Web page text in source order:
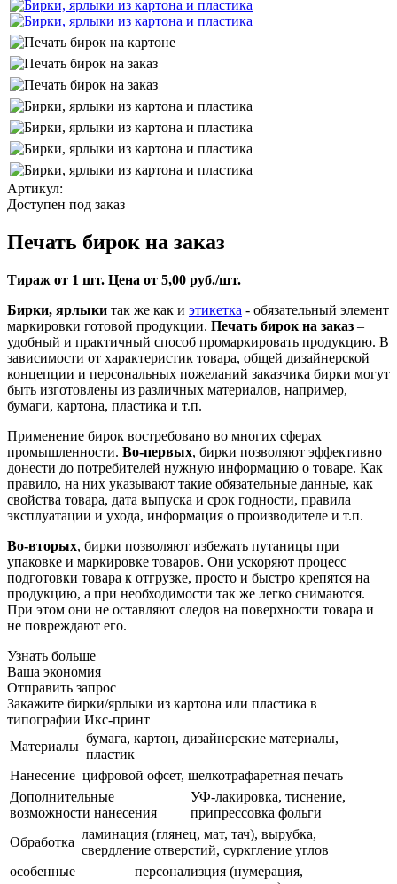
Артикул:
Доступен под заказ
Печать бирок на заказ
Тираж от 1 шт. Цена от 5,00 руб./шт.
Бирки, ярлыки так же как и этикетка - обязательный элемент
маркировки готовой продукции. Печать бирок на заказ –
удобный и практичный способ промаркировать продукцию. В
зависимости от характеристик товара, общей дизайнерской
концепции и персональных пожеланий заказчика бирки могут
быть изготовлены из различных материалов, например,
бумаги, картона, пластика и т.п.
Применение бирок востребовано во многих сферах
промышленности. Во-первых, бирки позволяют эффективно
донести до потребителей нужную информацию о товаре. Как
правило, на них указывают такие обязательные данные, как
свойства товара, дата выпуска и срок годности, правила
эксплуатации и ухода, информация о производителе и т.п.
Во-вторых, бирки позволяют избежать путаницы при
упаковке и маркировке товаров. Они ускоряют процесс
подготовки товара к отгрузке, просто и быстро крепятся на
продукцию, а при необходимости так же легко снимаются.
При этом они не оставляют следов на поверхности товара и
не повреждают его.
Узнать больше
Ваша экономия
Отправить запрос
Закажите бирки/ярлыки из картона или пластика в
типографии Икс-принт
Материалы
бумага, картон, дизайнерские материалы,
пластик
Нанесение цифровой офсет, шелкотрафаретная печать
Дополнительные
возможности нанесения
УФ-лакировка, тиснение,
припрессовка фольги
Обработка
ламинация (глянец, мат, тач), вырубка,
свердление отверстий, суркгление углов
особенные
персонализция (нумерация,